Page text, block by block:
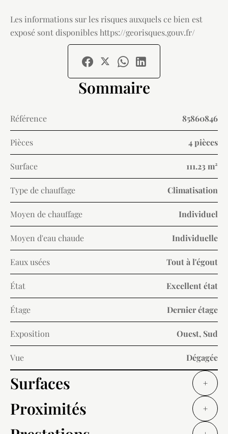
Les informations sur les risques auxquels ce bien est
exposé sont disponibles https://georisques.gouv.fr/
Sommaire
Référence 85860846
Pièces 4 pièces
Surface 111.23 m²
Type de chauffage Climatisation
Moyen de chauffage Individuel
Moyen d'eau chaude Individuelle
Eaux usées Tout à l'égout
État Excellent état
Étage Dernier étage
Exposition Ouest, Sud
Vue Dégagée
Surfaces +
Proximités +